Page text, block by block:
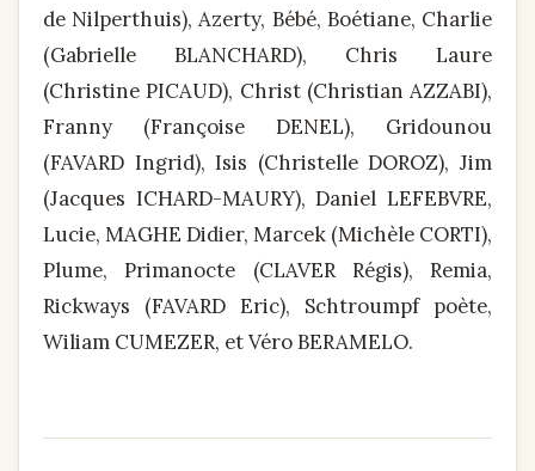
de Nilperthuis), Azerty, Bébé, Boétiane, Charlie
(Gabrielle BLANCHARD), Chris Laure
(Christine PICAUD), Christ (Christian AZZABI),
Franny (Françoise DENEL), Gridounou
(FAVARD Ingrid), Isis (Christelle DOROZ), Jim
(Jacques ICHARD-MAURY), Daniel LEFEBVRE,
Lucie, MAGHE Didier, Marcek (Michèle CORTI),
Plume, Primanocte (CLAVER Régis), Remia,
Rickways (FAVARD Eric), Schtroumpf poète,
Wiliam CUMEZER, et Véro BERAMELO.